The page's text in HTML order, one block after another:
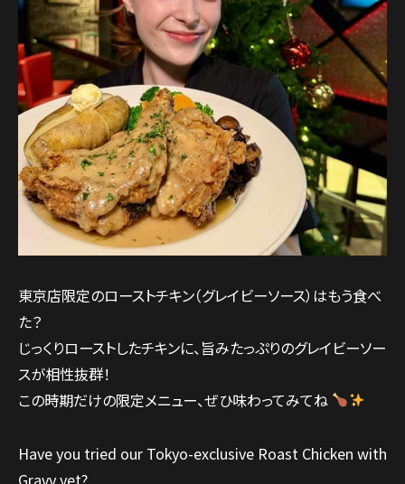
東京店限定のローストチキン（グレイビーソース）はもう食べ
た？
じっくりローストしたチキンに、旨みたっぷりのグレイビーソー
スが相性抜群！
この時期だけの限定メニュー、ぜひ味わってみてね
Have you tried our Tokyo-exclusive Roast Chicken with
Gravy yet?